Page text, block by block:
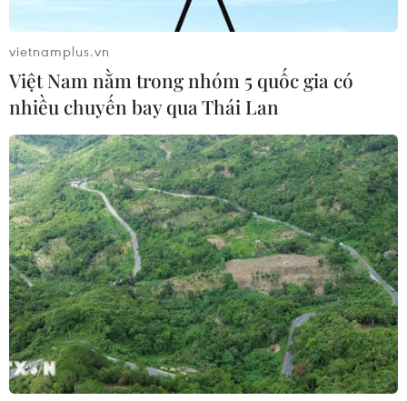
vietnamplus.vn
Việt Nam nằm trong nhóm 5 quốc gia có
nhiều chuyến bay qua Thái Lan